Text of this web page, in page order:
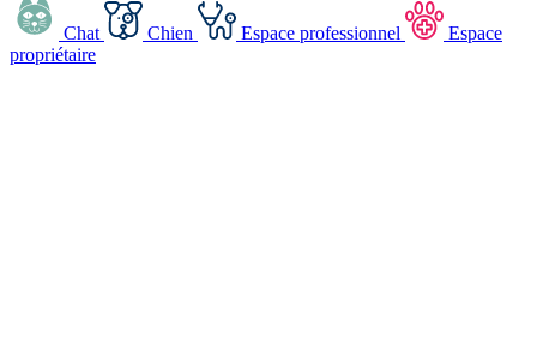
Chat Chien Espace professionnel
Espace
propriétaire